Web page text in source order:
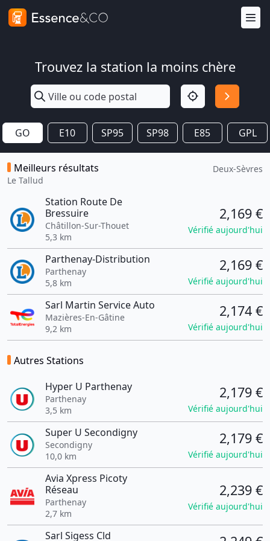
Trouvez la station la moins chère
GO E10 SP95 SP98 E85 GPL
Meilleurs résultats
Le Tallud
Deux-Sèvres
Station Route De
Bressuire
Châtillon-Sur-Thouet
5,3 km
2,169 €
Vérifié aujourd'hui
Parthenay-Distribution
Parthenay
5,8 km
2,169 €
Vérifié aujourd'hui
Sarl Martin Service Auto
Mazières-En-Gâtine
9,2 km
2,174 €
Vérifié aujourd'hui
Autres Stations
Hyper U Parthenay
Parthenay
3,5 km
2,179 €
Vérifié aujourd'hui
Super U Secondigny
Secondigny
10,0 km
2,179 €
Vérifié aujourd'hui
Avia Xpress Picoty
Réseau
Parthenay
2,7 km
2,239 €
Vérifié aujourd'hui
Sarl Sigess Cld